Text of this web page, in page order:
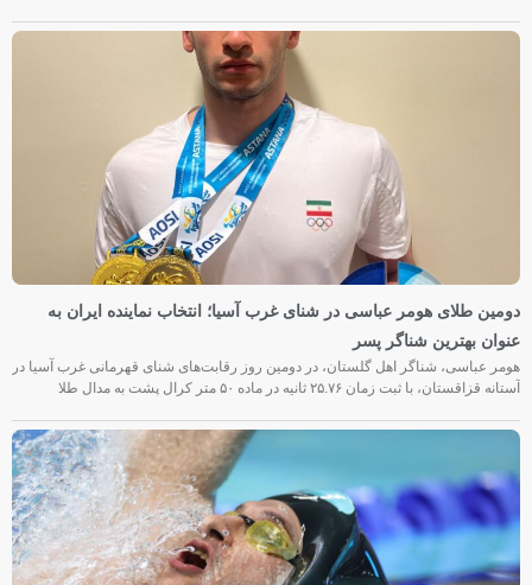
دومین طلای هومر عباسی در شنای غرب آسیا؛ انتخاب نماینده ایران به
عنوان بهترین شناگر پسر
هومر عباسی، شناگر اهل گلستان، در دومین روز رقابت‌های شنای قهرمانی غرب آسیا در
آستانه قزاقستان، با ثبت زمان ۲۵.۷۶ ثانیه در ماده ۵۰ متر کرال پشت به مدال طلا